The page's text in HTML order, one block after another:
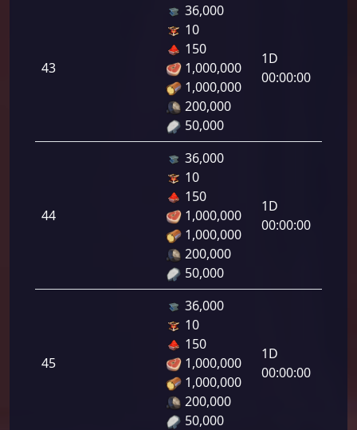
43
36,000
10
150
1,000,000
1,000,000
200,000
50,000
1D
00:00:00
44
36,000
10
150
1,000,000
1,000,000
200,000
50,000
1D
00:00:00
45
36,000
10
150
1,000,000
1,000,000
200,000
50,000
1D
00:00:00